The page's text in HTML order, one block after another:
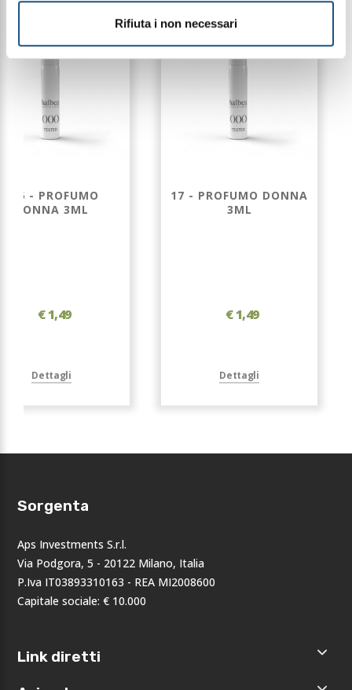
Rifiuta i non necessari
166 - PROFUMO
DONNA 3ML
€ 1,49
Dettagli
17 - PROFUMO DONNA
3ML
€ 1,49
Dettagli
Sorgenta
Aps Investments S.r.l.
Via Podgora, 5 - 20122 Milano, Italia
P.Iva IT03893310163 - REA MI2008600
Capitale sociale: € 10.000
Link diretti
Home